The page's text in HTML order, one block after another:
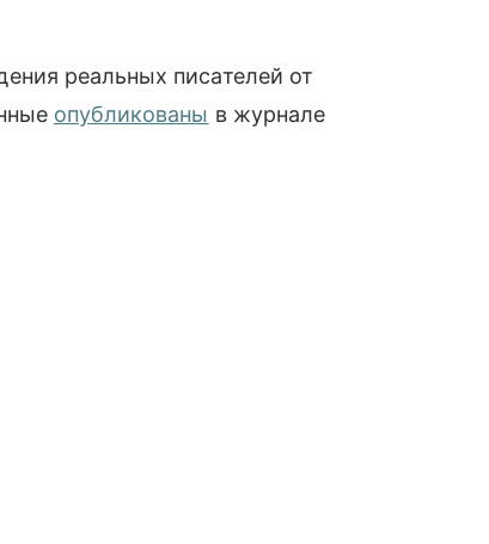
реальных писателей от
опубликованы в журнале